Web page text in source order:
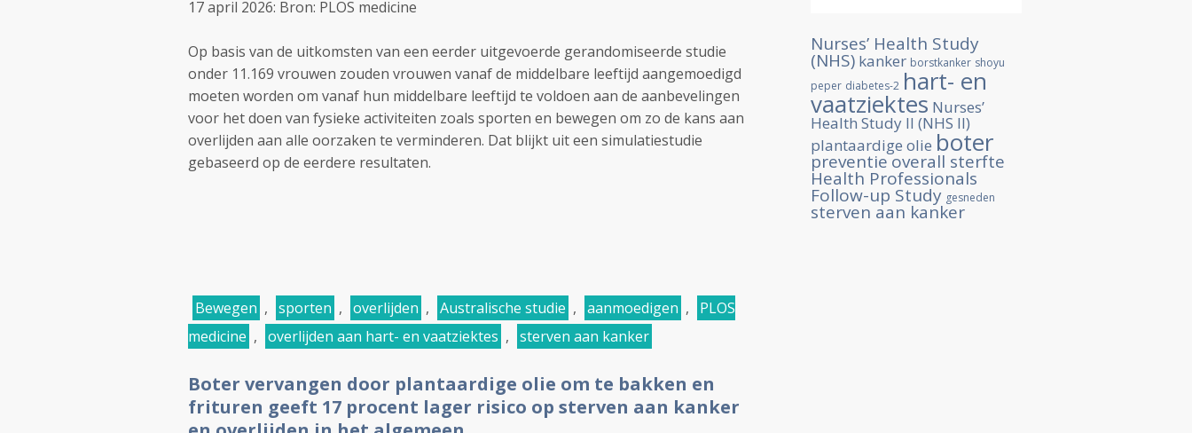
17 april 2026: Bron: PLOS medicine
Op basis van de uitkomsten van een eerder uitgevoerde gerandomiseerde studie
onder 11.169 vrouwen zouden vrouwen vanaf de middelbare leeftijd aangemoedigd
moeten worden om vanaf hun middelbare leeftijd te voldoen aan de aanbevelingen
voor het doen van fysieke activiteiten zoals sporten en bewegen om zo de kans aan
overlijden aan alle oorzaken te verminderen. Dat blijkt uit een simulatiestudie
gebaseerd op de eerdere resultaten.
Bewegen , sporten , overlijden , Australische studie , aanmoedigen ,
PLOS
medicine , overlijden aan hart- en vaatziektes , sterven aan kanker
Boter vervangen door plantaardige olie om te bakken en
frituren geeft 17 procent lager risico op sterven aan kanker
Nurses’ Health Study
(NHS) kanker borstkanker shoyu
peper diabetes-2 hart- en
vaatziektes Nurses’
Health Study II (NHS II)
plantaardige olie boter
preventieoverall sterfte
Health Professionals
Follow-up Study gesneden
sterven aan kanker